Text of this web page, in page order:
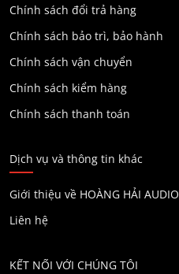
Chính sách đổi trả hàng
Chính sách bảo trì, bảo hành
Chính sách vận chuyển
Chính sách kiểm hàng
Chính sách thanh toán
Dịch vụ và thông tin khác
Giới thiệu về HOÀNG HẢI AUDIO
Liên hệ
KẾT NỐI VỚI CHÚNG TÔI